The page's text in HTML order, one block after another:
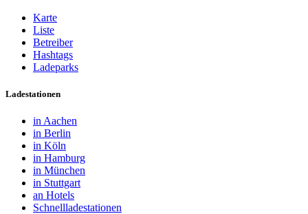
Karte
Liste
Betreiber
Hashtags
Ladeparks
Ladestationen
in Aachen
in Berlin
in Köln
in Hamburg
in München
in Stuttgart
an Hotels
Schnellladestationen